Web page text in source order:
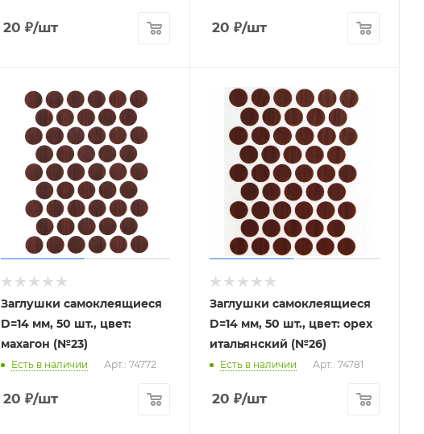
20 ₽/шт 20 ₽/шт
Заглушки самоклеящиеся
D=14 мм, 50 шт., цвет:
махагон (№23)
Есть в наличии Арт.: 74772
20 ₽/шт
Заглушки самоклеящиеся
D=14 мм, 50 шт., цвет: орех
итальянский (№26)
Есть в наличии Арт.: 74781
20 ₽/шт